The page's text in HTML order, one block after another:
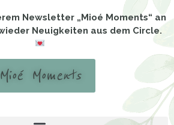
Newsletter „Mioé Moments“ an
Neuigkeiten aus dem Circle.
Mioé Moments